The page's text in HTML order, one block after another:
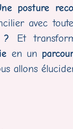
posture
avec
? Et
en un
allons